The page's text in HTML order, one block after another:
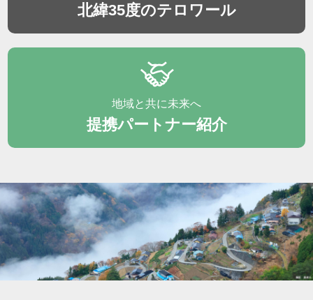
北緯35度のテロワール
地域と共に未来へ
提携パートナー紹介